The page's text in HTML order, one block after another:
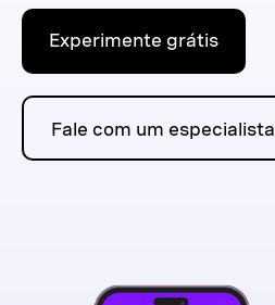
Experimente grátis
Fale com um especialista